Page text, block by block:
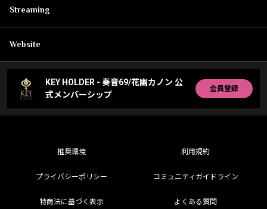
Streaming
Website
KEY HOLDER - 奏音69/花幽カノン 公
式メンバーシップ
会員登録
推奨環境 利用規約
プライバシーポリシー コミュニティガイドライン
特商法に基づく表示 よくある質問